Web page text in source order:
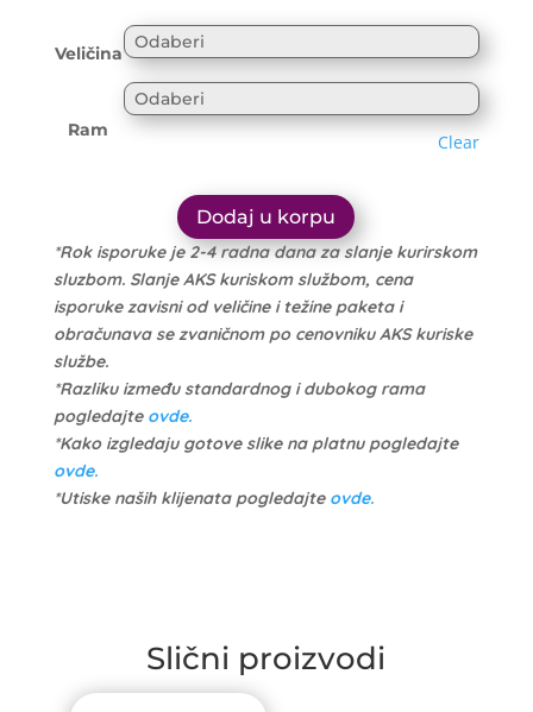
through
16.500 рсд
6.270 рсд
through
15.675 рсд
Veličina
Ram
Clear
Dodaj u korpu
*Rok isporuke je 2-4 radna dana za slanje kurirskom
sluzbom. Slanje AKS kuriskom službom, cena
isporuke zavisni od veličine i težine paketa i
obračunava se zvaničnom po cenovniku AKS kuriske
službe.
*Razliku između standardnog i dubokog rama
pogledajte ovde.
*Kako izgledaju gotove slike na platnu pogledajte
ovde.
*Utiske naših klijenata pogledajte ovde.
Slični proizvodi